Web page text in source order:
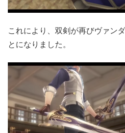
これにより、双剣が再びヴァン
とになりました。